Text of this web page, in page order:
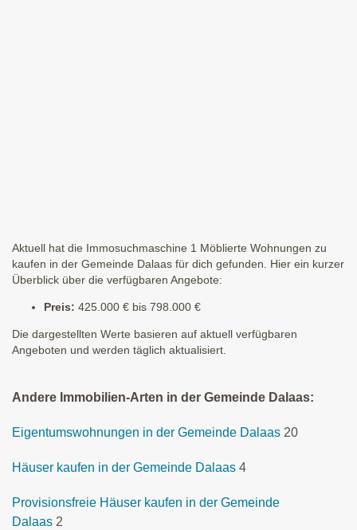
Aktuell hat die Immosuchmaschine 1 Möblierte Wohnungen zu
kaufen in der Gemeinde Dalaas für dich gefunden. Hier ein kurzer
Überblick über die verfügbaren Angebote:
Preis: 425.000 € bis 798.000 €
Die dargestellten Werte basieren auf aktuell verfügbaren
Angeboten und werden täglich aktualisiert.
Andere Immobilien-Arten in der Gemeinde Dalaas:
Eigentumswohnungen in der Gemeinde Dalaas 20
Häuser kaufen in der Gemeinde Dalaas 4
Provisionsfreie Häuser kaufen in der Gemeinde
Dalaas 2